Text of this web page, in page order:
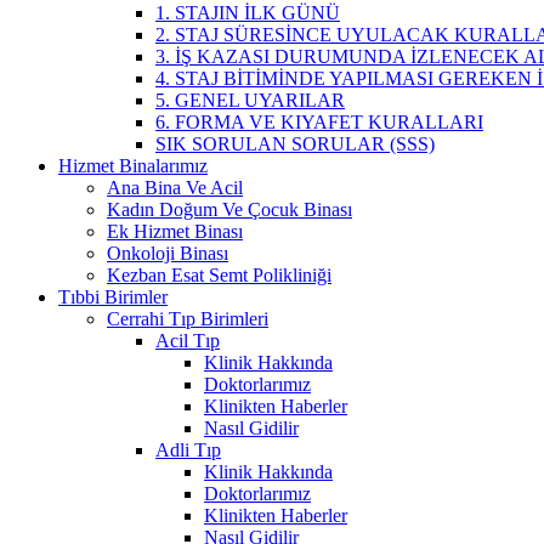
1. STAJIN İLK GÜNÜ
2. STAJ SÜRESİNCE UYULACAK
3. İŞ KAZASI DURUMUNDA İZLENECEK
4. STAJ BİTİMİNDE YAPILMASI GEREKEN
5. GENEL UYARILAR
6. FORMA VE KIYAFET KURALLARI
SIK SORULAN SORULAR (SSS)
Hizmet Binalarımız
Ana Bina Ve Acil
Kadın Doğum Ve Çocuk Binası
Ek Hizmet Binası
Onkoloji Binası
Kezban Esat Semt Polikliniği
Tıbbi Birimler
Cerrahi Tıp Birimleri
Acil Tıp
Klinik Hakkında
Doktorlarımız
Klinikten Haberler
Nasıl Gidilir
Adli Tıp
Klinik Hakkında
Doktorlarımız
Klinikten Haberler
Nasıl Gidilir